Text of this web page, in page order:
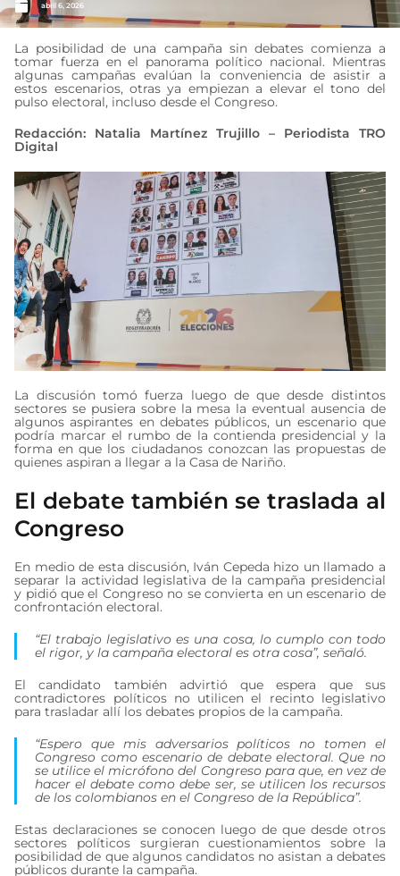
abril 6, 2026
La posibilidad de una campaña sin debates comienza a
tomar fuerza en el panorama político nacional. Mientras
algunas campañas evalúan la conveniencia de asistir a
estos escenarios, otras ya empiezan a elevar el tono del
pulso electoral, incluso desde el Congreso.
Redacción: Natalia Martínez Trujillo – Periodista TRO
Digital
La discusión tomó fuerza luego de que desde distintos
sectores se pusiera sobre la mesa la eventual ausencia de
algunos aspirantes en debates públicos, un escenario que
podría marcar el rumbo de la contienda presidencial y la
forma en que los ciudadanos conozcan las propuestas de
quienes aspiran a llegar a la Casa de Nariño.
El debate también se traslada al
Congreso
En medio de esta discusión, Iván Cepeda hizo un llamado a
separar la actividad legislativa de la campaña presidencial
y pidió que el Congreso no se convierta en un escenario de
confrontación electoral.
“El trabajo legislativo es una cosa, lo cumplo con todo
el rigor, y la campaña electoral es otra cosa”, señaló.
El candidato también advirtió que espera que sus
contradictores políticos no utilicen el recinto legislativo
para trasladar allí los debates propios de la campaña.
“Espero que mis adversarios políticos no tomen el
Congreso como escenario de debate electoral. Que no
se utilice el micrófono del Congreso para que, en vez de
hacer el debate como debe ser, se utilicen los recursos
de los colombianos en el Congreso de la República”.
Estas declaraciones se conocen luego de que desde otros
sectores políticos surgieran cuestionamientos sobre la
posibilidad de que algunos candidatos no asistan a debates
públicos durante la campaña.